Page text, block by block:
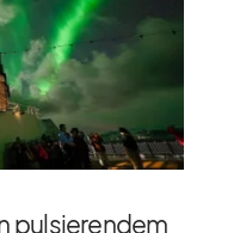
pulsierendem